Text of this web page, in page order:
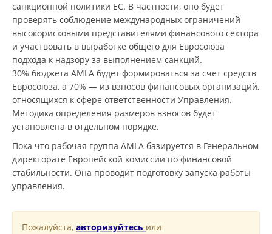
санкционной политики ЕС. В частности, оно будет
проверять соблюдение международных ограничений
высокорисковыми представителями финансового сектора
и участвовать в выработке общего для Евросоюза
подхода к надзору за выполнением санкций.
30% бюджета AMLA будет формироваться за счет средств
Евросоюза, а 70% — из взносов финансовых организаций,
относящихся к сфере ответственности Управления.
Методика определения размеров взносов будет
установлена в отдельном порядке.
Пока что рабочая группа AMLA базируется в Генеральном
директорате Европейской комиссии по финансовой
стабильности. Она проводит подготовку запуска работы
управления.
Пожалуйста, авторизуйтесь или